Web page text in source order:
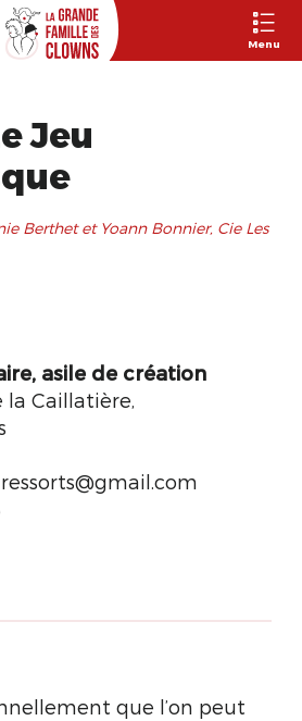
Menu
Jeu
Berthet et Yoann Bonnier, Cie Les
asile de création
Caillatière,
que l’on peut